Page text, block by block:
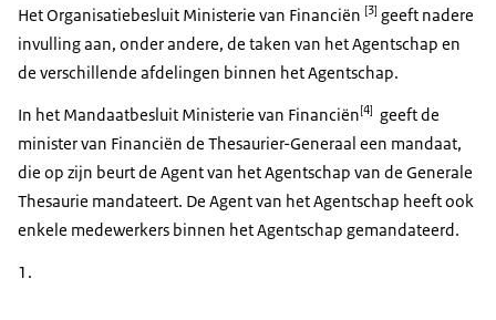
Het Organisatiebesluit Ministerie van Financiën [3] geeft nadere
invulling aan, onder andere, de taken van het Agentschap en
de verschillende afdelingen binnen het Agentschap.
In het Mandaatbesluit Ministerie van Financiën[4] geeft de
minister van Financiën de Thesaurier-Generaal een mandaat,
die op zijn beurt de Agent van het Agentschap van de Generale
Thesaurie mandateert. De Agent van het Agentschap heeft ook
enkele medewerkers binnen het Agentschap gemandateerd.